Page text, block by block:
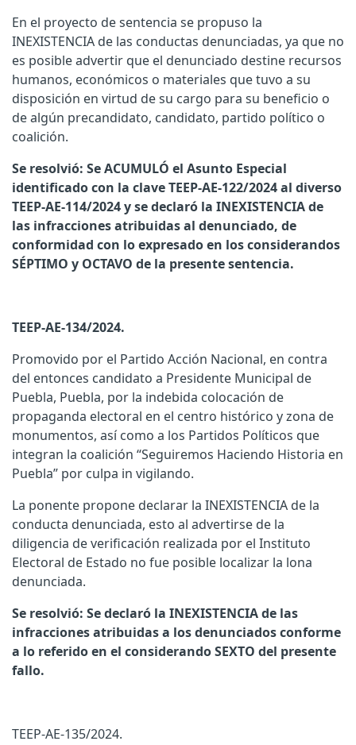
En el proyecto de sentencia se propuso la
INEXISTENCIA de las conductas denunciadas, ya que no
es posible advertir que el denunciado destine recursos
humanos, económicos o materiales que tuvo a su
disposición en virtud de su cargo para su beneficio o
de algún precandidato, candidato, partido político o
coalición.
Se resolvió: Se ACUMULÓ el Asunto Especial
identificado con la clave TEEP-AE-122/2024 al diverso
TEEP-AE-114/2024 y se declaró la INEXISTENCIA de
las infracciones atribuidas al denunciado, de
conformidad con lo expresado en los considerandos
SÉPTIMO y OCTAVO de la presente sentencia.
TEEP-AE-134/2024.
Promovido por el Partido Acción Nacional, en contra
del entonces candidato a Presidente Municipal de
Puebla, Puebla, por la indebida colocación de
propaganda electoral en el centro histórico y zona de
monumentos, así como a los Partidos Políticos que
integran la coalición “Seguiremos Haciendo Historia en
Puebla” por culpa in vigilando.
La ponente propone declarar la INEXISTENCIA de la
conducta denunciada, esto al advertirse de la
diligencia de verificación realizada por el Instituto
Electoral de Estado no fue posible localizar la lona
denunciada.
Se resolvió: Se declaró la INEXISTENCIA de las
infracciones atribuidas a los denunciados conforme
a lo referido en el considerando SEXTO del presente
fallo.
TEEP-AE-135/2024.